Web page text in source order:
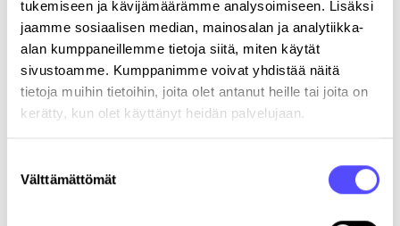
tukemiseen ja kävijämäärämme analysoimiseen. Lisäksi
jaamme sosiaalisen median, mainosalan ja analytiikka-
alan kumppaneillemme tietoja siitä, miten käytät
sivustoamme. Kumppanimme voivat yhdistää näitä
tietoja muihin tietoihin, joita olet antanut heille tai joita on
kerätty, kun olet käyttänyt heidän palvelujaan.
valinta
Välttämättömät
Kulujen hallinta lomalla – muistilista yrityksille
24.6.2026